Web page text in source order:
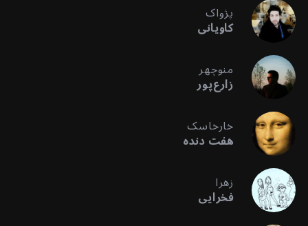
پژواک
کاویانی
منوچهر
زارع‌پور
خارخاسک
هفت دنده
زهرا
فخرایی